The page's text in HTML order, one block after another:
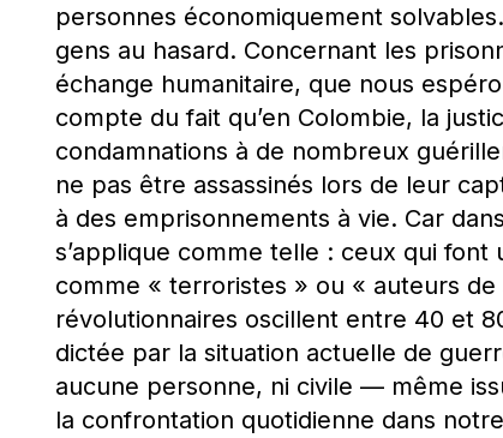
personnes économiquement
gens au hasard. Concernant les
échange humanitaire, que nous
compte du fait qu’en Colombie, la
condamnations à de nombreux
ne pas être assassinés lors de leur
à des emprisonnements à vie. Car
s’applique comme telle : ceux qui
comme « terroristes » ou « auteurs
révolutionnaires oscillent entre 40 et
dictée par la situation actuelle de
aucune personne, ni civile — même
la confrontation quotidienne dans